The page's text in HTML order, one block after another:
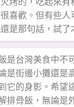
喜歡。但有些人
是那句話，試了
是台灣美食中不
是街邊小攤還是
它的身影。希望
排骨飯，無論是